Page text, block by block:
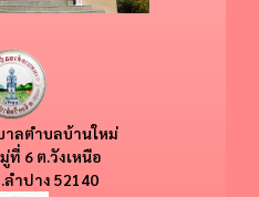
าลตำบลบ้านใหม่
ที่ 6 ต.วังเหนือ
ลำปาง 52140